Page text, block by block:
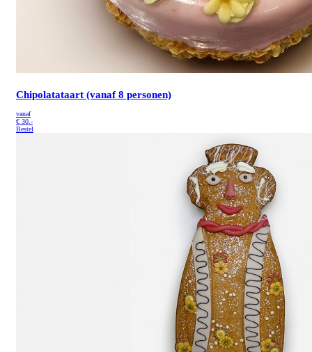
Chipolatataart (vanaf 8 personen)
vanaf
€ 30.-
Bestel